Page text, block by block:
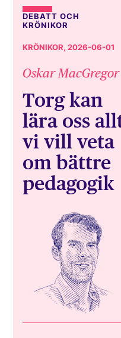
DEBATT OCH
KRÖNIKOR
KRÖNIKOR, 2026-06-01
Oskar MacGregor
Torg kan
lära oss
vi vill veta
om bättre
pedagogik